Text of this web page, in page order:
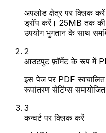
अपलोड क्षेत्र पर क्लिक
ड्रॉप करें। 25MB तक की
उपयोग भुगतान के साथ
2
आउटपुट फ़ॉर्मेट के रूप में
इस पेज पर PDF
रूपांतरण सेटिंग्स
3
कन्वर्ट पर क्लिक करें